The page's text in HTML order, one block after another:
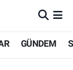
GÜNDEM